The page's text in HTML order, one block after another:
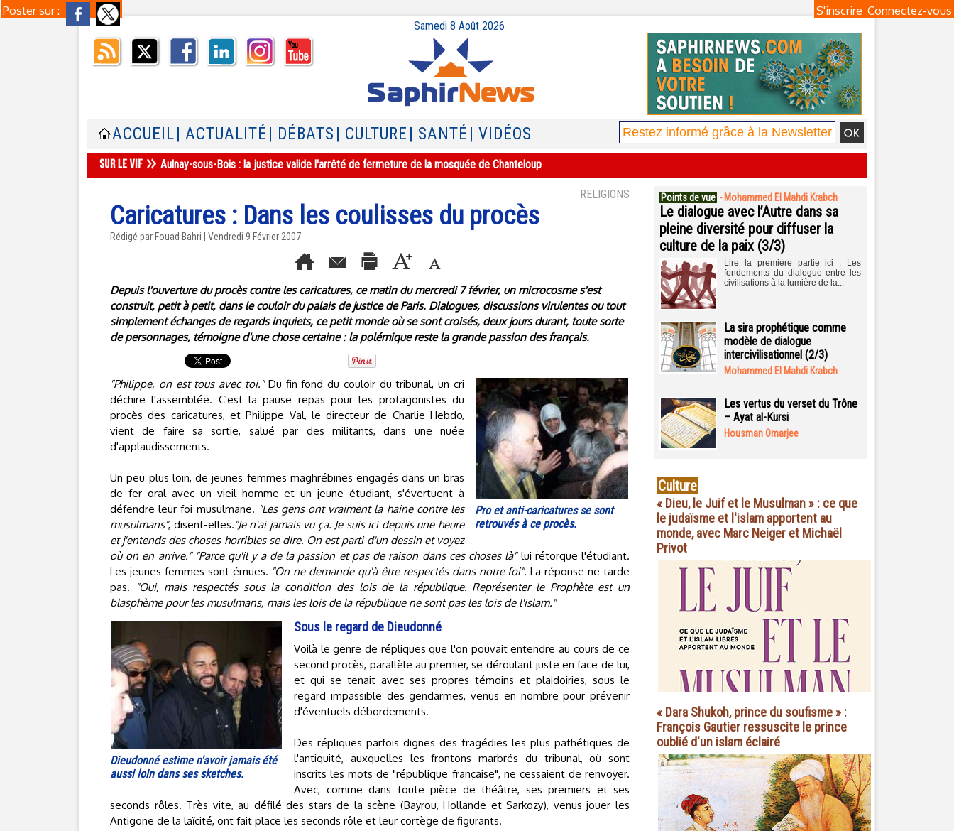
Poster sur : Connectez-vous
S'inscrire
Samedi 8 Août 2026
ACCUEIL | ACTUALITÉ | DÉBATS | CULTURE | SANTÉ | VIDÉOS
Aulnay-sous-Bois : la justice valide l'arrêté de fermeture de la mosquée de Chanteloup
RELIGIONS
Caricatures : Dans les coulisses du procès
Rédigé par Fouad Bahri | Vendredi 9 Février 2007
Depuis l'ouverture du procès contre les caricatures, ce matin du mercredi 7 février, un microcosme s'est
construit, petit à petit, dans le couloir du palais de justice de Paris. Dialogues, discussions virulentes ou tout
simplement échanges de regards inquiets, ce petit monde où se sont croisés, deux jours durant, toute sorte
de personnages, témoigne d'une chose certaine : la polémique reste la grande passion des français.
Pro et anti-caricatures se sont
retrouvés à ce procès.
"Philippe, on est tous avec toi."Du fin fond du couloir du tribunal, un cri
déchire l'assemblée. C'est la pause repas pour les protagonistes du
procès des caricatures, et Philippe Val, le directeur de Charlie Hebdo,
vient de faire sa sortie, salué par des militants, dans une nuée
d'applaudissements.
Un peu plus loin, de jeunes femmes maghrébines engagés dans un bras
de fer oral avec un vieil homme et un jeune étudiant, s'évertuent à
défendre leur foi musulmane. "Les gens ont vraiment la haine contre les
musulmans", disent-elles. "Je n'ai jamais vu ça. Je suis ici depuis une heure
et j'entends des choses horribles se dire. On est parti d'un dessin et voyez
où on en arrive." "Parce qu'il y a de la passion et pas de raison dans ces choses là"lui rétorque l'étudiant.
Les jeunes femmes sont émues. "On ne demande qu'à être respectés dans notre foi". La réponse ne tarde
pas.
"Oui, mais respectés sous la condition des lois de la république. Représenter le Prophète est un
blasphème pour les musulmans, mais les lois de la république ne sont pas les lois de l'islam."
Dieudonné estime n'avoir jamais été
aussi loin dans ses sketches.
Sous le regard de Dieudonné
Voilà le genre de répliques que l'on pouvait entendre au cours de ce
second procès, parallèle au premier, se déroulant juste en face de lui,
et qui se tenait avec ses propres témoins et plaidoiries, sous le
regard impassible des gendarmes, venus en nombre pour prévenir
d'éventuels débordements.
Des répliques parfois dignes des tragédies les plus pathétiques de
l'antiquité, auxquelles les frontons marbrés du tribunal, où sont
inscrits les mots de "république française", ne cessaient de renvoyer.
Avec, comme dans toute pièce de théâtre, ses premiers et ses
seconds rôles. Très vite, au défilé des stars de la scène (Bayrou, Hollande et Sarkozy), venus jouer les
Antigone de la laïcité, ont fait place les seconds rôle et leur cortège de figurants.
Points de vue - Mohammed El Mahdi Krabch
Le dialogue avec l’Autre dans sa
pleine diversité pour diffuser la
culture de la paix (3/3)
Lire la première partie ici : Les
fondements du dialogue entre les
civilisations à la lumière de la...
La sira prophétique comme
modèle de dialogue
intercivilisationnel (2/3)
Mohammed El Mahdi Krabch
Les vertus du verset du Trône
– Ayat al-Kursi
Housman Omarjee
Culture
« Dieu, le Juif et le Musulman » : ce que
le judaïsme et l'islam apportent au
monde, avec Marc Neiger et Michaël
Privot
« Dara Shukoh, prince du soufisme » :
François Gautier ressuscite le prince
oublié d'un islam éclairé